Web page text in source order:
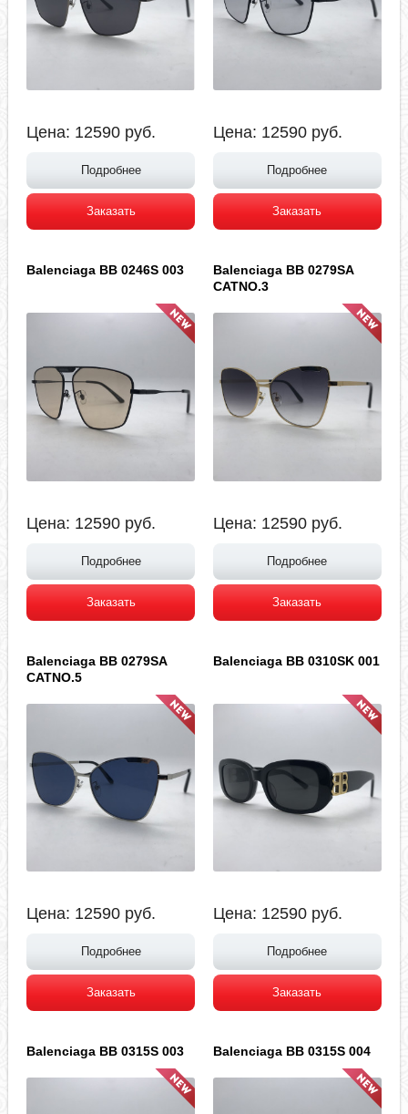
Цена: 12590 руб.
Подробнее
Заказать
Цена: 12590 руб.
Подробнее
Заказать
Balenciaga BB 0246S 003
Цена: 12590 руб.
Подробнее
Заказать
Balenciaga BB 0279SA
CATNO.3
Цена: 12590 руб.
Подробнее
Заказать
Balenciaga BB 0279SA
CATNO.5
Цена: 12590 руб.
Подробнее
Заказать
Balenciaga BB 0310SK 001
Цена: 12590 руб.
Подробнее
Заказать
Balenciaga BB 0315S 003 Balenciaga BB 0315S 004